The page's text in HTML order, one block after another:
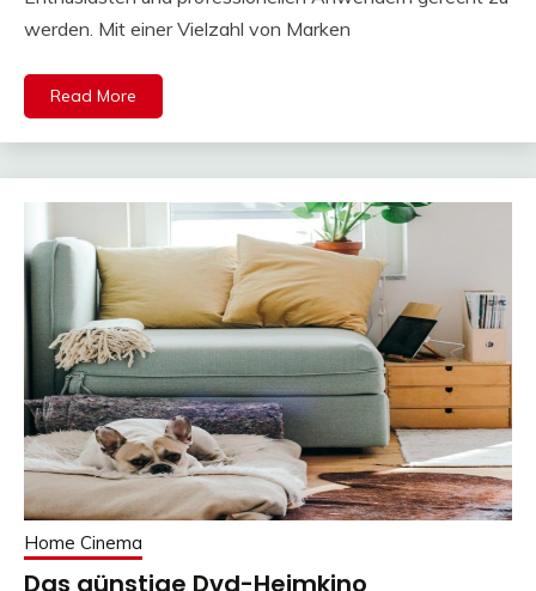
werden. Mit einer Vielzahl von Marken
Read More
Home Cinema
Das günstige Dvd-Heimkino